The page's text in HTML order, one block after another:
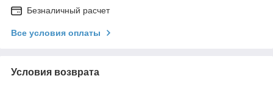
Безналичный расчет
Все условия оплаты
Условия возврата